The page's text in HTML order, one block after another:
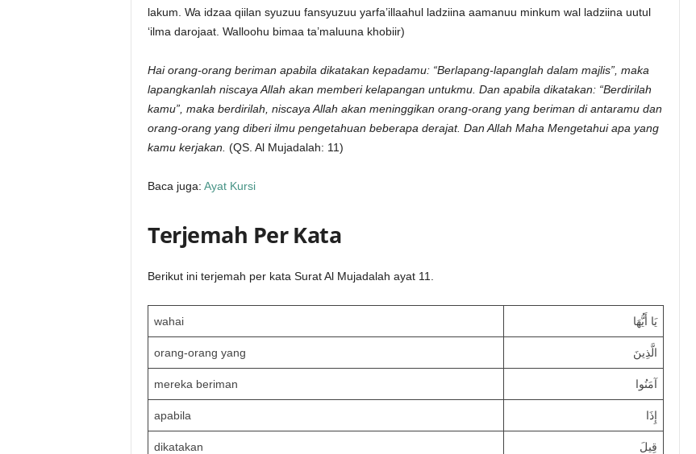
lakum. Wa idzaa qiilan syuzuu fansyuzuu yarfa’illaahul ladziina aamanuu minkum wal ladziina uutul
‘ilma darojaat. Walloohu bimaa ta’maluuna khobiir)
Hai orang-orang beriman apabila dikatakan kepadamu: “Berlapang-lapanglah dalam majlis”, maka
lapangkanlah niscaya Allah akan memberi kelapangan untukmu. Dan apabila dikatakan: “Berdirilah
kamu”, maka berdirilah, niscaya Allah akan meninggikan orang-orang yang beriman di antaramu dan
orang-orang yang diberi ilmu pengetahuan beberapa derajat. Dan Allah Maha Mengetahui apa yang
kamu kerjakan. (QS. Al Mujadalah: 11)
Baca juga: Ayat Kursi
Terjemah Per Kata
Berikut ini terjemah per kata Surat Al Mujadalah ayat 11.
wahai يَا أَيُّهَا
orang-orang yang الَّذِينَ
mereka beriman آمَنُوا
apabila إِذَا
dikatakan قِيلَ